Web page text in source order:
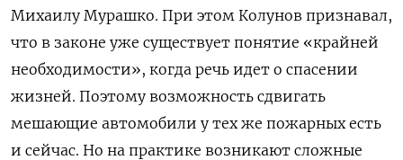
Михаилу Мурашко. При этом Колунов признавал,
что в законе уже существует понятие «крайней
необходимости», когда речь идет о спасении
жизней. Поэтому возможность сдвигать
мешающие автомобили у тех же пожарных есть
и сейчас. Но на практике возникают сложные